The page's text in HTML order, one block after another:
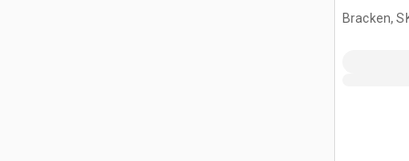
Bracken,